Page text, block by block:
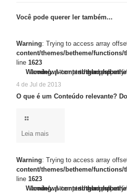
Você pode querer ler também...
Warning: Trying to access array
content/themes/betheme/functions/
line 1623
Warning: Trying to access array
/code/wp-content/themes/betheme/
on line1623
Warning: Attempt to read
/code/wp-content/themes/betheme/includes/content-single.phpon
4 de Jul de 2013
O que é um Conteúdo relevante?
Leia mais
Warning: Trying to access array
content/themes/betheme/functions/
line 1623
Warning: Trying to access array
/code/wp-content/themes/betheme/
on line1623
Warning: Attempt to read
/code/wp-content/themes/betheme/includes/content-single.phpon